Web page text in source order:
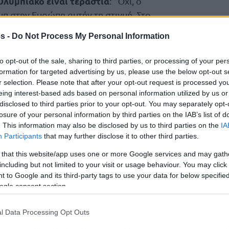
- Do Not Process My Personal Information
opt-out of the sale, sharing to third parties, or processing of your
for targeted advertising by us, please use the below opt-out
selection. Please note that after your opt-out request is processed
interest-based ads based on personal information utilized by us
to third parties prior to your opt-out. You may separately
of your personal information by third parties on the IAB’s list of
This information may also be disclosed by us to third parties on the
Participants that may further disclose it to other third parties.
that this website/app uses one or more Google services and may
but not limited to your visit or usage behaviour. You may
to Google and its third-party tags to use your data for below
consent section.
Data Processing Opt Outs
στην Ευρώπη αυτήν τη στιγμή. Στο
είναι FC Barcelona, δηλαδή Φούτμπολ
αυτό γράφει και στο σήμα. Είναι ένας
είναι ένας σύλλογος με άλλη
στο μπάσκετ. Η Μπαρτσελόνα στην
κλαμπ. Στο μπάσκετ ο Ολυμπιακός δεν
ευρωπαϊκή ομάδα».
στο Final
Four”
αν ο Ολυμπιακός πήγε με αλαζονεία
: “Σε καμία περίπτωση. Εμείς είχαμε ένα
το Final Four, στο οποίο μετρούσαμε επτά
πλήρεις, ήμασταν τελείως εκτός φόρμας
επτά παίκτες μας έκαναν ενέσεις, δεν